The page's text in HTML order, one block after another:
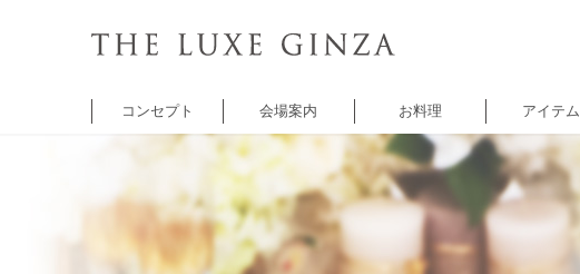
コンセプト 会場案内
チャペル
バンケット
5thアベニュー
バンケット
シャンゼリゼ
アベニュー
レストラン
ANNOREVE
お料理 アイテム